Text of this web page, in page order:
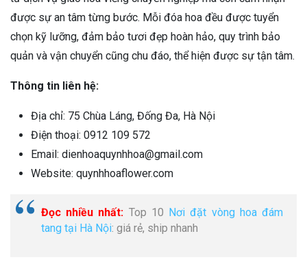
được sự an tâm từng bước. Mỗi đóa hoa đều được tuyển
chọn kỹ lưỡng, đảm bảo tươi đẹp hoàn hảo, quy trình bảo
quản và vận chuyển cũng chu đáo, thể hiện được sự tận tâm.
Thông tin liên hệ:
Địa chỉ: 75 Chùa Láng, Đống Đa, Hà Nội
Điện thoại: 0912 109 572
Email: dienhoaquynhhoa@gmail.com
Website: quynhhoaflower.com
Đọc nhiều nhất: Top 10 Nơi đặt vòng hoa đám
tang tại Hà Nội: giá rẻ, ship nhanh